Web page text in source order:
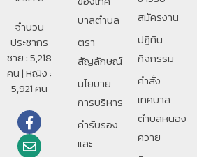
จำนวน
ประชากร
ชาย : 5,218
คน | หญิง :
5,921 คน
บาลตําบล
ตรา
สัญลักษณ์
นโยบาย
การบริหาร
คำรับรอง
และ
สมัครงาน
ปฏิทิน
กิจกรรม
คำสั่ง
เทศบาล
ตำบลหนอง
ควาย